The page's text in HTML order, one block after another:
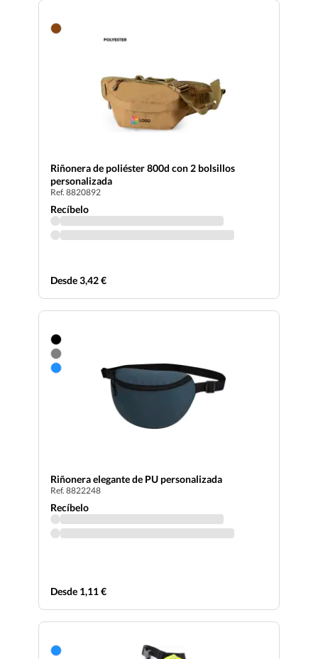
Riñonera de poliéster 800d con 2 bolsillos
personalizada
Ref. 8820892
Recíbelo
Desde 3,42 €
Riñonera elegante de PU personalizada
Ref. 8822248
Recíbelo
Desde 1,11 €